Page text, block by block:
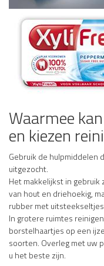
Waarmee
en kiezen
Gebruik de hulpmiddelen
uitgezocht.
Het makkelijkst in gebruik
van hout en driehoekig,
rubber met
In grotere ruimtes reinigen
borstelhaartjes op een
soorten. Overleg met uw
u het beste zijn.